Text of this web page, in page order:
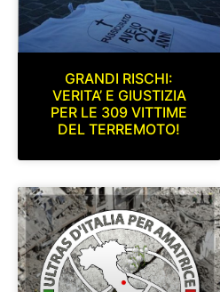
GRANDI RISCHI:
VERITA’ E GIUSTIZIA
PER LE 309 VITTIME
DEL TERREMOTO!